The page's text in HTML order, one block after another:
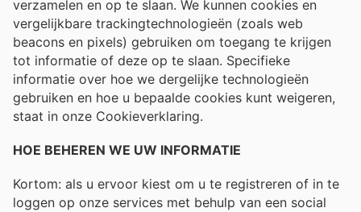
verzamelen en op te slaan. We kunnen cookies en
vergelijkbare trackingtechnologieën (zoals web
beacons en pixels) gebruiken om toegang te krijgen
tot informatie of deze op te slaan. Specifieke
informatie over hoe we dergelijke technologieën
gebruiken en hoe u bepaalde cookies kunt weigeren,
staat in onze Cookieverklaring.
HOE BEHEREN WE UW INFORMATIE
Kortom: als u ervoor kiest om u te registreren of in te
loggen op onze services met behulp van een social